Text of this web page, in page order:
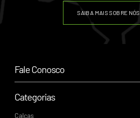
SAIBA MAIS SOBRE NÓS
Fale Conosco
+55 (43) 99159-2622
suporte@cortaventobrasil.com.br
Segunda a Sexta - 9h às 18h
Categorias
Calças